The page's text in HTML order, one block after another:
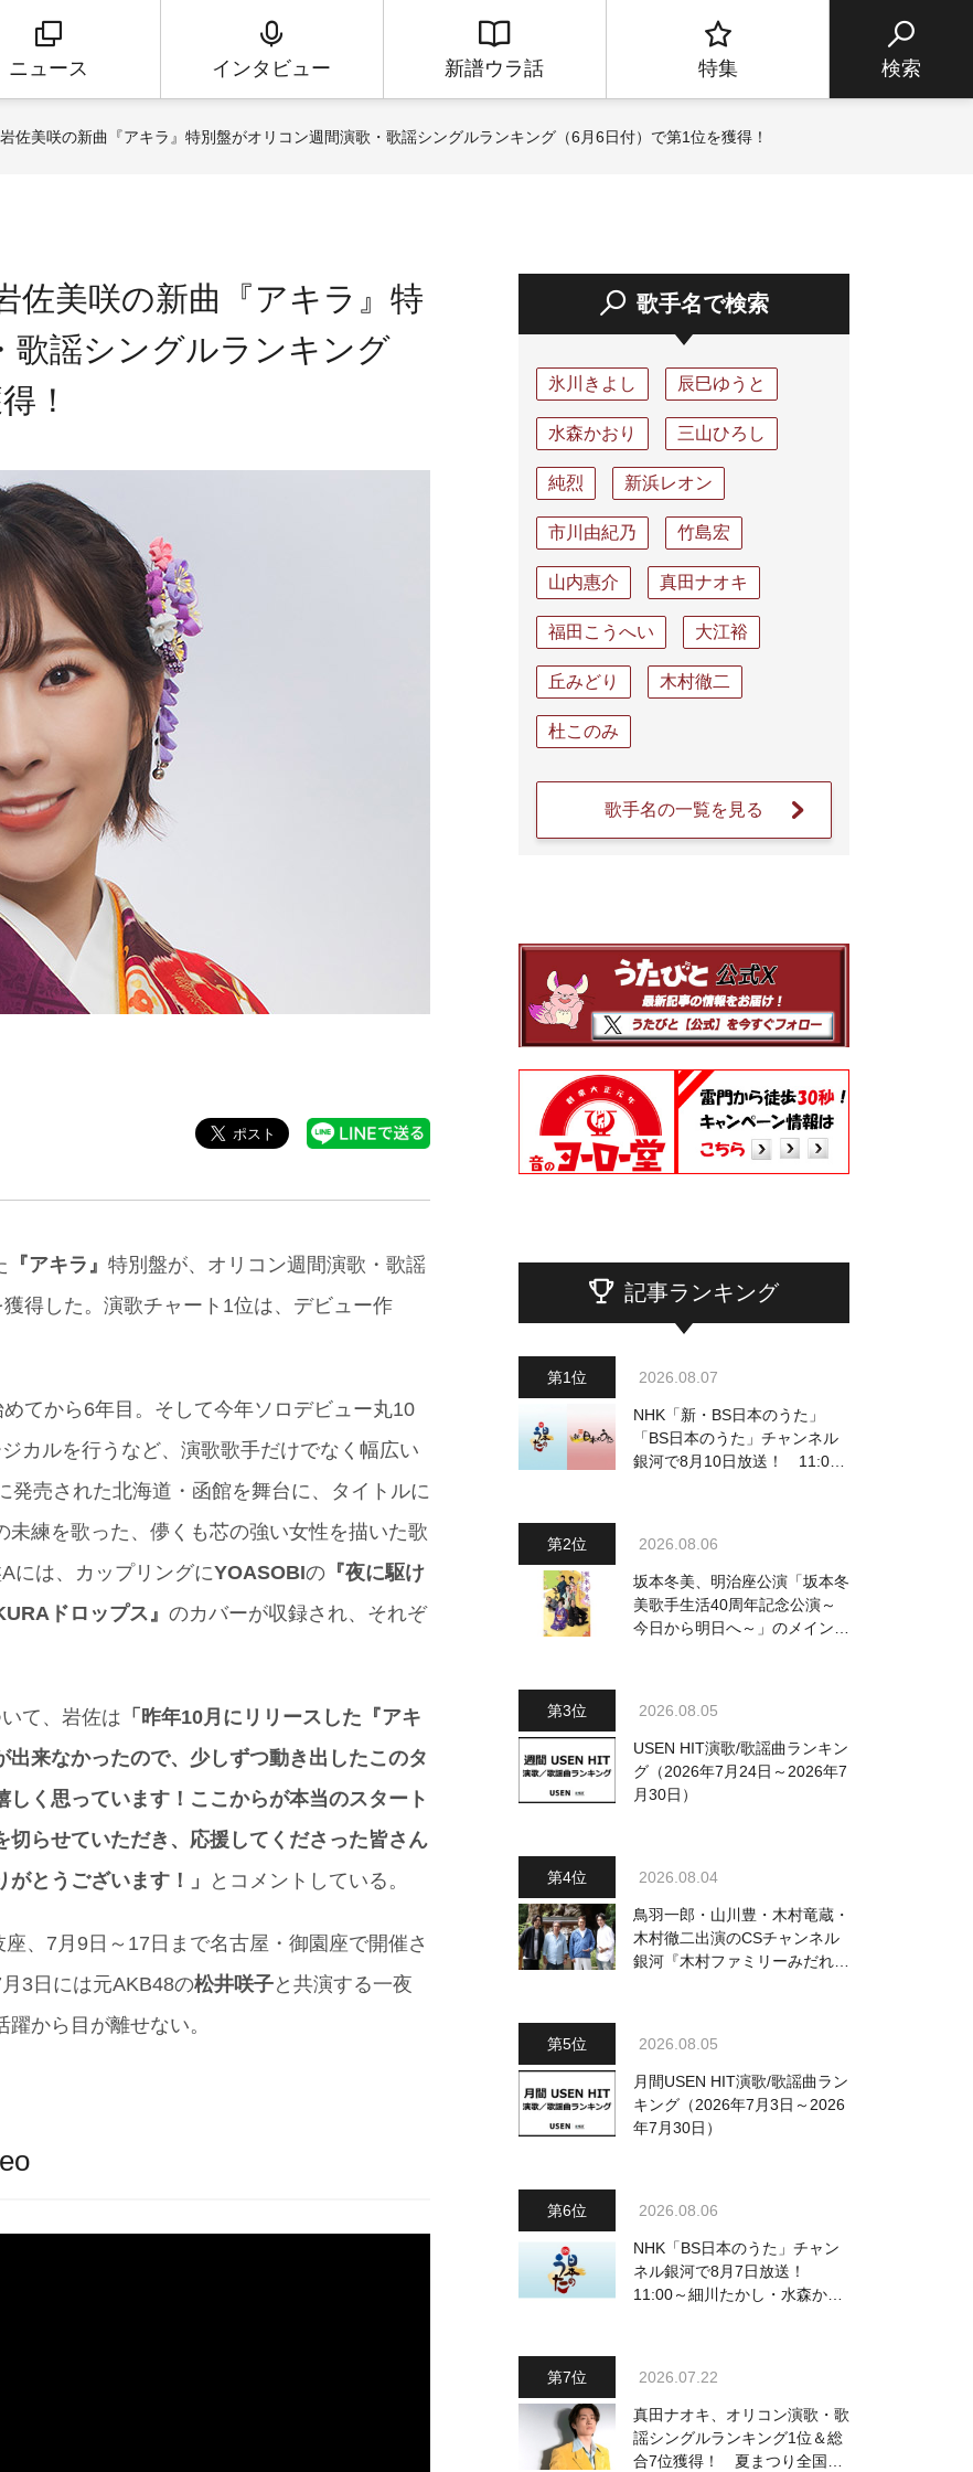
ニュース インタビュー 新譜ウラ話 特集 検索
佐美咲の新曲『アキラ』特別盤がオリコン週間演歌・歌謡シングルランキング（6月6日付）で第1位を獲得！
佐美咲の新曲『アキラ』特
歌謡シングルランキング
！
『アキラ』 特別盤が、オリコン週間演歌・歌謡
得した。演歌チャート1位は、デビュー作
てから6年目。そして今年ソロデビュー丸10
カルを行うなど、演歌歌手だけでなく幅広い
売された北海道・函館を舞台に、タイトルに
未練を歌った、儚くも芯の強い女性を描いた歌
には、カップリングにYOASOBIの 『夜に駆け
ドロップス』 のカバーが収録され、それぞ
て、岩佐は 「昨年10月にリリースした『アキ
来なかったので、少しずつ動き出したこのタ
く思っています！ここからが本当のスタート
らせていただき、応援してくださった皆さん
とうございます！」
とコメントしている。
、7月9日～17日まで名古屋・御園座で開催さ
3日には元AKB48の松井咲子と共演する一夜
から目が離せない。
歌手名で検索
氷川きよし 辰巳ゆうと
水森かおり 三山ひろし
純烈 新浜レオン
市川由紀乃 竹島宏
山内惠介 真田ナオキ
福田こうへい 大江裕
丘みどり 木村徹二
杜このみ
歌手名の一覧を見る
記事ランキング
2026.08.07
NHK「新・BS日本のうた」
「BS日本のうた」チャンネル
銀河で8月10日放送！ 11:00
出演者・曲目情報
2026.08.06
坂本冬美、明治座公演「坂本冬
美歌手生活40周年記念公演～
今日から明日へ～」のメインビ
2026.08.05
USEN HIT演歌/歌謡曲ランキン
グ（2026年7月24日～2026年7
月30日）
2026.08.04
鳥羽一郎・山川豊・木村竜蔵・
木村徹二出演のCSチャンネル
銀河『木村ファミリーみだれ旅
2026.08.05
月間USEN HIT演歌/歌謡曲ラン
キング（2026年7月3日～2026
年7月30日）
2026.08.06
NHK「BS日本のうた」チャン
ネル銀河で8月7日放送！
11:00～細川たかし・水森かお
2026.07.22
真田ナオキ、オリコン演歌・歌
謡シングルランキング1位＆総
合7位獲得！ 夏まつり全国行